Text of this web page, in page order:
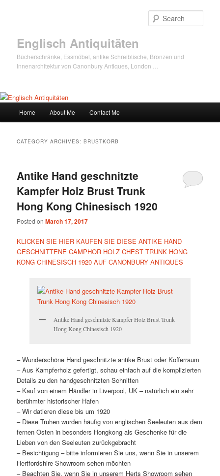
Englisch Antiquitäten
Bücherschränke, Essmöbel, antike Schreibtische, Bronzen und
Innenarchitektur von Canonbury Antiques, London …
Skip
content
Skip
content
Home About Me Contact Me
CATEGORY ARCHIVES:BRUSTKORB
Antike Hand geschnitzte
Kampfer Holz Brust Trunk
Hong Kong Chinesisch 1920
Posted onMarch 17, 2017
KLICKEN SIE HIER KAUFEN SIE DIESE ANTIKE HAND
GESCHNITTENE CAMPHOR HOLZ CHEST TRUNK HONG
KONG CHINESISCH 1920 AUF CANONBURY ANTIQUES
Antike Hand geschnitzte Kampfer Holz Brust Trunk
Hong Kong Chinesisch 1920
– Wunderschöne Hand geschnitzte antike Brust oder Kofferraum
– Aus Kampferholz gefertigt, schau einfach auf die komplizierten
Details zu den handgeschnitzten Schnitten
– Kauf von einem Händler in Liverpool, UK – natürlich ein sehr
berühmter historischer Hafen
– Wir datieren diese bis um 1920
– Diese Truhen wurden häufig von englischen Seeleuten aus dem
fernen Osten in besonders Hongkong als Geschenke für die
Lieben von den Seeleuten zurückgebracht
– Besichtigung – bitte informieren Sie uns, wenn Sie in unserem
Hertfordshire Showroom sehen möchten
– Beachten Sie, wenn Sie in unserem Herts Showroom sehen